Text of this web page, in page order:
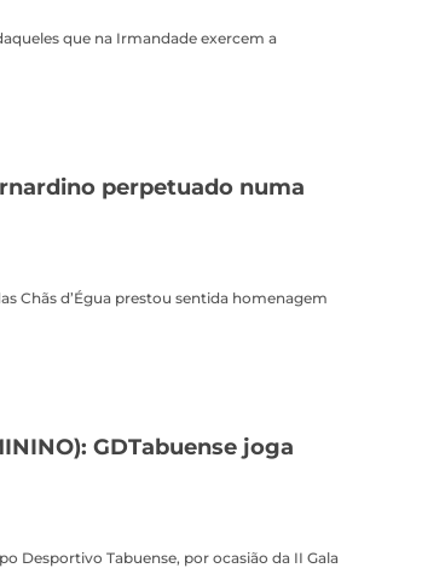
que na Irmandade exercem a
perpetuado numa
Chãs d’Égua prestou sentida homenagem
GDTabuense joga
Desportivo Tabuense, por ocasião da II Gala